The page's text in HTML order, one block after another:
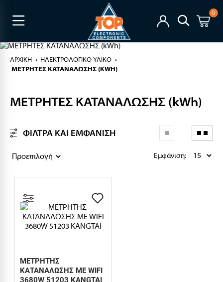
0
ΑΡΧΙΚΉ
ΗΛΕΚΤΡΟΛΟΓΙΚΟ ΥΛΙΚΟ
ΜΕΤΡΗΤΕΣ ΚΑΤΑΝΑΛΩΣΗΣ (KWH)
ΜΕΤΡΗΤΕΣ ΚΑΤΑΝΑΛΩΣΗΣ (kWh)
ΦΙΛΤΡΑ ΚΑΙ ΕΜΦΑΝΙΣΗ
Εμφάνιση:
ΜΕΤΡΗΤΗΣ
ΚΑΤΑΝΑΛΩΣΗΣ ΜΕ WIFI
3680W 51203 KANGTAI